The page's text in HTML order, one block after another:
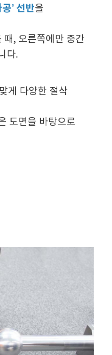
공’ 선반을
때, 오른쪽에만 중간
다.
게 다양한 절삭
도면을 바탕으로